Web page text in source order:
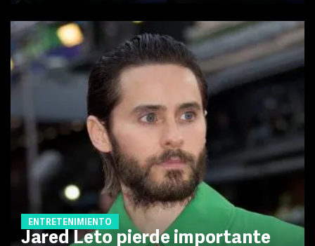
ENTRETENIMIENTO
Jared Leto pierde importante